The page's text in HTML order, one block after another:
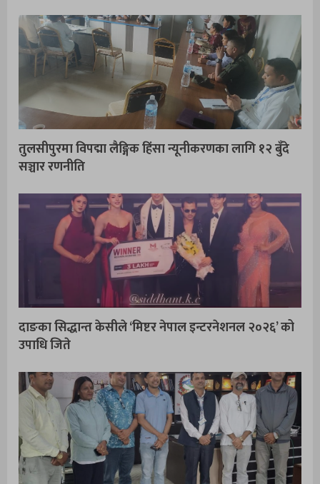
तुलसीपुरमा विपद्मा लैङ्गिक हिंसा न्यूनीकरणका लागि १२ बुँदे
सञ्चार रणनीति
दाङका सिद्धान्त केसीले ‘मिष्टर नेपाल इन्टरनेशनल २०२६’ को
उपाधि जिते